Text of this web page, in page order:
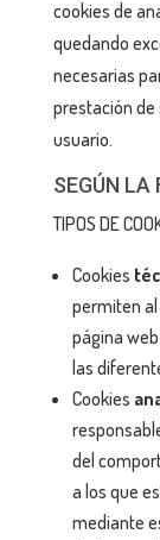
cookies de
quedando
necesarias
prestación de
usuario.
SEGÚN LA
TIPOS DE
Cookies
permiten
página
las
Cookies
del
a los que
mediante